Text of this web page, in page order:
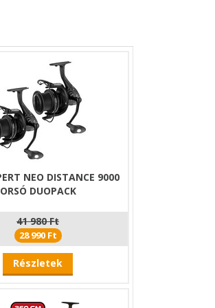
felszerelésben.
NEO DISTANCE 9000
ORSÓ DUOPACK
41 980 Ft
28 990 Ft
Részletek